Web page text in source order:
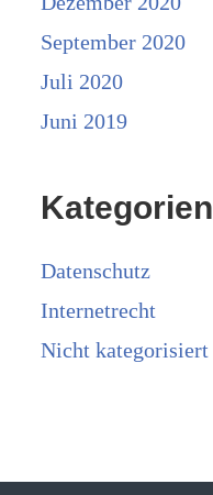
September 2020
Juli 2020
Juni 2019
Kategorien
Datenschutz
Internetrecht
Nicht kategorisiert